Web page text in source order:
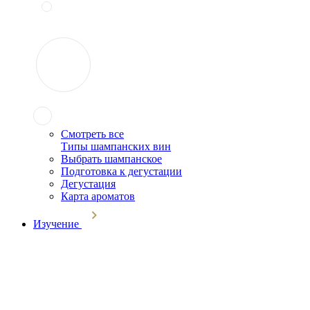
Смотреть все
Типы шампанских вин
Выбрать шампанское
Подготовка к дегустации
Дегустация
Карта ароматов
Изучение